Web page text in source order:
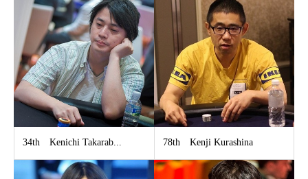
34th Kenichi Takarab... 78th Kenji Kurashina